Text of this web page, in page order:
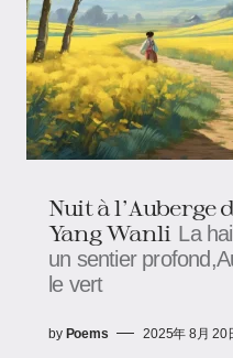
Nuit à l'Auberge
Yang Wanli La
un sentier
le vert
by Poems 2025年 8月 20